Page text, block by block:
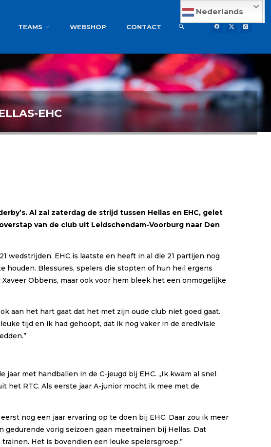
TEAMS WEBSHOP CONTACT
Nederlands
EHC
Al zal zaterdag de strijd tussen Hellas en EHC, gelet
van de club uit Leidschendam-Voorburg naar Den
wedstrijden. EHC is laatste en heeft in al die 21 partijen nog
houden. Blessures, spelers die stopten of hun heil ergens
Obbens, maar ook voor hem bleek het een onmogelijke
aan het hart gaat dat het met zijn oude club niet goed gaat.
tijd en ik had gehoopt, dat ik nog vaker in de eredivisie
met handballen in de C-jeugd bij EHC. ,,Ik kwam al snel
het RTC. Als eerste jaar A-junior mocht ik mee met de
nog een jaar ervaring op te doen bij EHC. Daar zou ik meer
vorig seizoen gaan meetrainen bij Hellas. Dat
Het is bovendien een leuke spelersgroep.”